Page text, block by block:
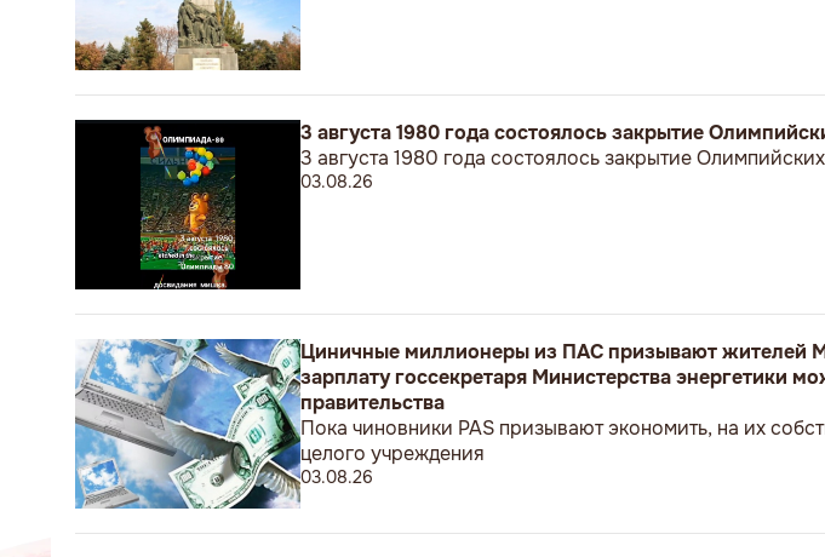
3 августа 1980 года состоялось закрытие
3 августа 1980 года состоялось закрытие
03.08.26
Циничные миллионеры из ПАС призывают жителей
зарплату госсекретаря Министерства энергетики
правительства
Пока чиновники PAS призывают экономить, на их
целого учреждения
03.08.26